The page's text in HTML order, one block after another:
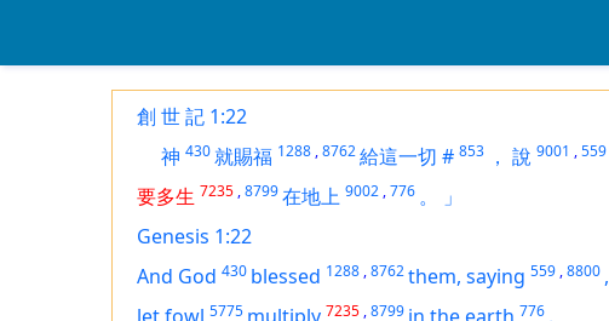
創 世 記 1:22
神 430就賜福 1288 ,8762給這一切 # 853 ， 說 9001 ,559
要多生 7235 ,8799在地上 9002 ,776 。
」
Genesis 1:22
And God 430 blessed 1288 ,8762them, saying 559 ,8800 ,
5775 7235 ,8799 776